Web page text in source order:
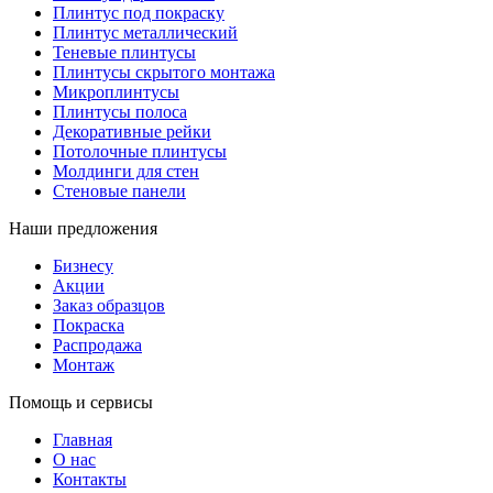
Плинтус под покраску
Плинтус металлический
Теневые плинтусы
Плинтусы скрытого монтажа
Микроплинтусы
Плинтусы полоса
Декоративные рейки
Потолочные плинтусы
Молдинги для стен
Стеновые панели
Наши предложения
Бизнесу
Акции
Заказ образцов
Покраска
Распродажа
Монтаж
Помощь и сервисы
Главная
О нас
Контакты